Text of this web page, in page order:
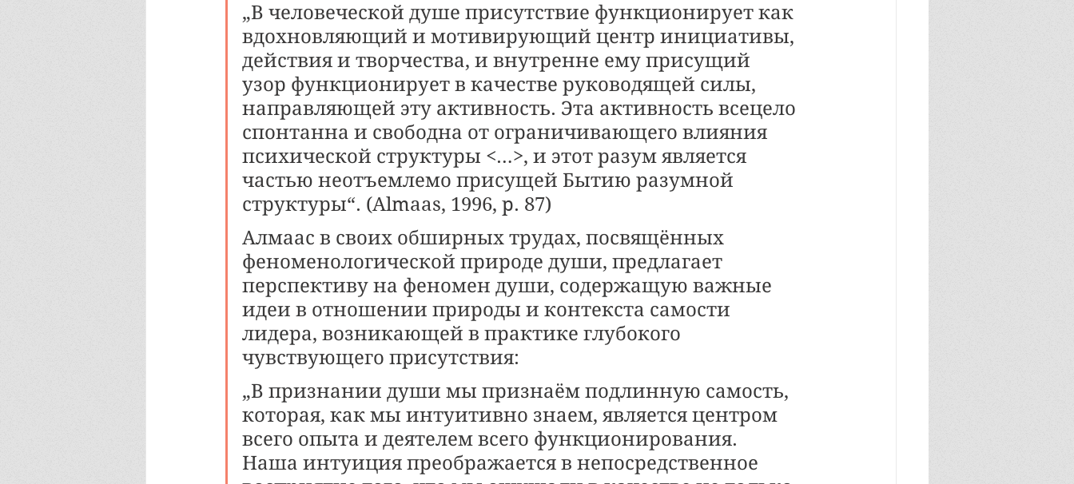
„В человеческой душе присутствие функционирует как
вдохновляющий и мотивирующий центр инициативы,
действия и творчества, и внутренне ему присущий
узор функционирует в качестве руководящей силы,
направляющей эту активность. Эта активность всецело
спонтанна и свободна от ограничивающего влияния
психической структуры <…>, и этот разум является
частью неотъемлемо присущей Бытию разумной
структуры“. (Almaas, 1996, p. 87)
Алмаас в своих обширных трудах, посвящённых
феноменологической природе души, предлагает
перспективу на феномен души, содержащую важные
идеи в отношении природы и контекста самости
лидера, возникающей в практике глубокого
чувствующего присутствия:
„В признании души мы признаём подлинную самость,
которая, как мы интуитивно знаем, является центром
всего опыта и деятелем всего функционирования.
Наша интуиция преображается в непосредственное